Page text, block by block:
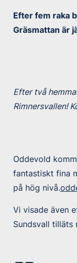
Efter fem raka
Gräsmattan är
Efter två
Rimnersvallen!
Oddevold
fantastiskt fina
på hög nivå.
Vi visade även
Sundsvall tilläts